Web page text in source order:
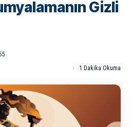
Gizli
1 Dakika Okuma